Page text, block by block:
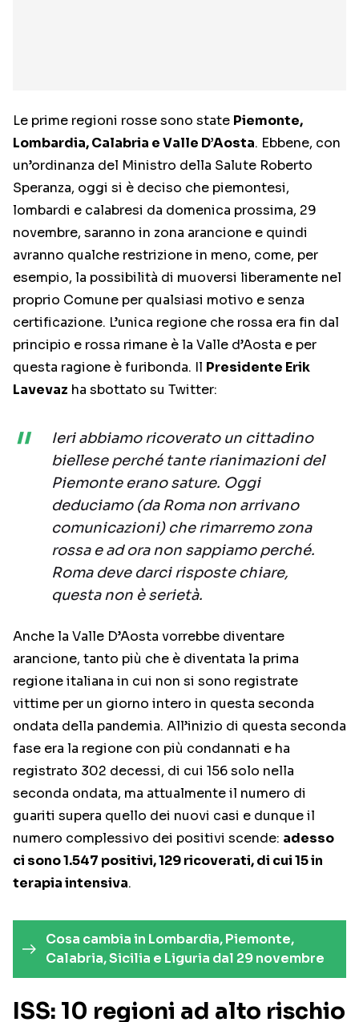
Le prime regioni rosse sono state Piemonte,
Lombardia, Calabria e Valle D’Aosta. Ebbene, con
un’ordinanza del Ministro della Salute Roberto
Speranza, oggi si è deciso che piemontesi,
lombardi e calabresi da domenica prossima, 29
novembre, saranno in zona arancione e quindi
avranno qualche restrizione in meno, come, per
esempio, la possibilità di muoversi liberamente nel
proprio Comune per qualsiasi motivo e senza
certificazione. L’unica regione che rossa era fin dal
principio e rossa rimane è la Valle d’Aosta e per
questa ragione è furibonda. Il Presidente Erik
Lavevaz ha sbottato su Twitter:
Ieri abbiamo ricoverato un cittadino
biellese perché tante rianimazioni del
Piemonte erano sature. Oggi
deduciamo (da Roma non arrivano
comunicazioni) che rimarremo zona
rossa e ad ora non sappiamo perché.
Roma deve darci risposte chiare,
questa non è serietà.
Anche la Valle D’Aosta vorrebbe diventare
arancione, tanto più che è diventata la prima
regione italiana in cui non si sono registrate
vittime per un giorno intero in questa seconda
ondata della pandemia. All’inizio di questa seconda
fase era la regione con più condannati e ha
registrato 302 decessi, di cui 156 solo nella
seconda ondata, ma attualmente il numero di
guariti supera quello dei nuovi casi e dunque il
numero complessivo dei positivi scende: adesso
ci sono 1.547 positivi, 129 ricoverati, di cui 15 in
terapia intensiva.
Cosa cambia in Lombardia, Piemonte,
Calabria, Sicilia e Liguria dal 29 novembre
ISS: 10 regioni ad alto rischio